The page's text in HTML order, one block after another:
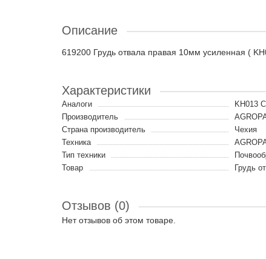
Описание
619200 Грудь отвала правая 10мм усиленная (
Характеристики
Аналоги
KH013
Производитель
Страна производитель
Чехия
Техника
Тип техники
Товар
Грудь
Отзывов (0)
Нет отзывов об этом товаре.